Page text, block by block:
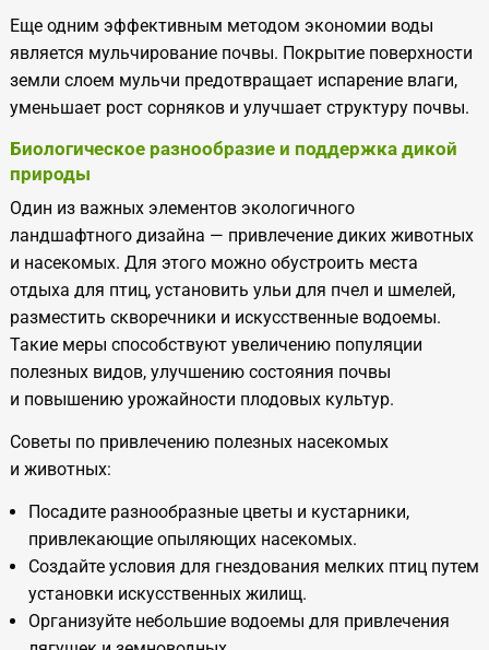
Еще одним эффективным методом экономии воды
является мульчирование почвы. Покрытие поверхности
земли слоем мульчи предотвращает испарение влаги,
уменьшает рост сорняков и улучшает структуру почвы.
Биологическое разнообразие и поддержка дикой
природы
Один из важных элементов экологичного
ландшафтного дизайна — привлечение диких животных
и насекомых. Для этого можно обустроить места
отдыха для птиц, установить ульи для пчел и шмелей,
разместить скворечники и искусственные водоемы.
Такие меры способствуют увеличению популяции
полезных видов, улучшению состояния почвы
и повышению урожайности плодовых культур.
Советы по привлечению полезных насекомых
и животных:
Посадите разнообразные цветы и кустарники,
привлекающие опыляющих насекомых.
Создайте условия для гнездования мелких птиц путем
установки искусственных жилищ.
Организуйте небольшие водоемы для привлечения